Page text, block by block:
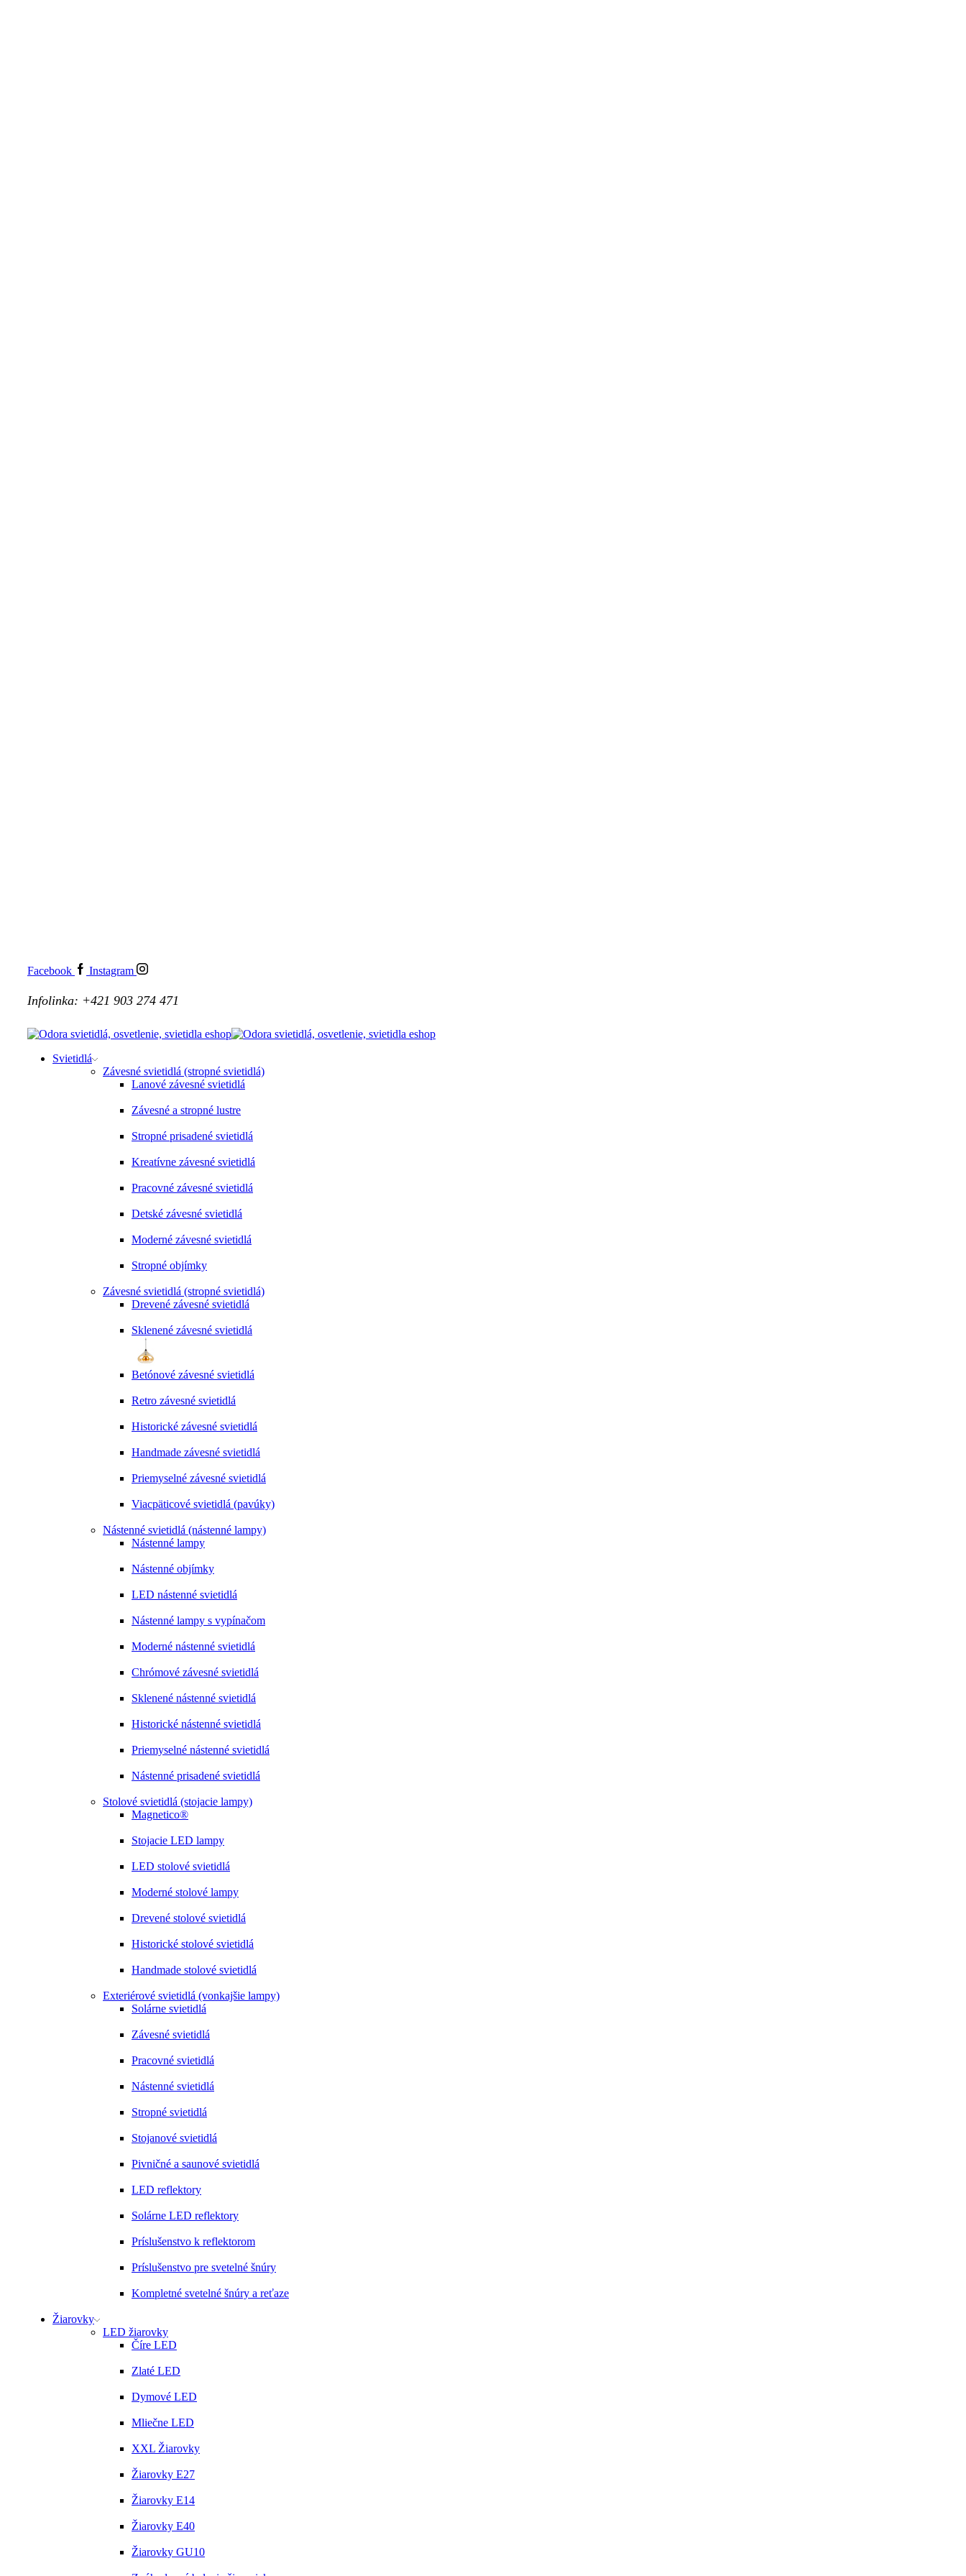
Facebook Instagram
Infolinka: +421 903 274 471
Svietidlá
Závesné svietidlá (stropné svietidlá)
Lanové závesné svietidlá
Závesné a stropné lustre
Stropné prisadené svietidlá
Kreatívne závesné svietidlá
Pracovné závesné svietidlá
Detské závesné svietidlá
Moderné závesné svietidlá
Stropné objímky
Závesné svietidlá (stropné svietidlá)
Drevené závesné svietidlá
Sklenené závesné svietidlá
Betónové závesné svietidlá
Retro závesné svietidlá
Historické závesné svietidlá
Handmade závesné svietidlá
Priemyselné závesné svietidlá
Viacpäticové svietidlá (pavúky)
Nástenné svietidlá (nástenné lampy)
Nástenné lampy
Nástenné objímky
LED nástenné svietidlá
Nástenné lampy s vypínačom
Moderné nástenné svietidlá
Chrómové závesné svietidlá
Sklenené nástenné svietidlá
Historické nástenné svietidlá
Priemyselné nástenné svietidlá
Nástenné prisadené svietidlá
Stolové svietidlá (stojacie lampy)
Magnetico®
Stojacie LED lampy
LED stolové svietidlá
Moderné stolové lampy
Drevené stolové svietidlá
Historické stolové svietidlá
Handmade stolové svietidlá
Exteriérové svietidlá (vonkajšie lampy)
Solárne svietidlá
Závesné svietidlá
Pracovné svietidlá
Nástenné svietidlá
Stropné svietidlá
Stojanové svietidlá
Pivničné a saunové svietidlá
LED reflektory
Solárne LED reflektory
Príslušenstvo k reflektorom
Príslušenstvo pre svetelné šnúry
Kompletné svetelné šnúry a reťaze
Žiarovky
LED žiarovky
Číre LED
Zlaté LED
Dymové LED
Mliečne LED
XXL Žiarovky
Žiarovky E27
Žiarovky E14
Žiarovky E40
Žiarovky GU10